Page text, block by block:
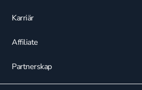
Karriär
Affiliate
Partnerskap